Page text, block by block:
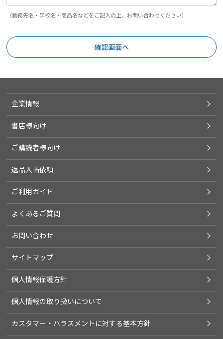
（勤務先名・学校名・商品名などをご記入の上、お問い合わせください）
企業情報
書店様向け
ご購読者様向け
返品入帖依頼
ご利用ガイド
よくあるご質問
お問い合わせ
サイトマップ
個人情報保護方針
個人情報の取り扱いについて
カスタマー・ハラスメントに対する基本方針